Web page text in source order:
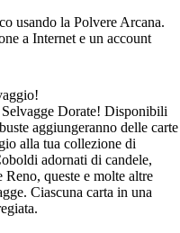
usando la Polvere Arcana.
a Internet e un account
Dorate! Disponibili
aggiungeranno delle carte
alla tua collezione di
adornati di candele,
queste e molte altre
Ciascuna carta in una